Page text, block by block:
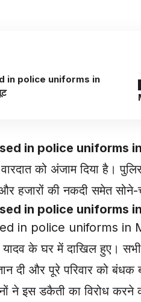
in police uniforms in
in police uniforms
को अंजाम दिया है।
हजारों की नकदी समेत
in police uniforms in
in police uniforms in
यादव के घर में दाखिल हुए।
दी और पूरे परिवार को बंधक
ने इस डकैती का विरोध